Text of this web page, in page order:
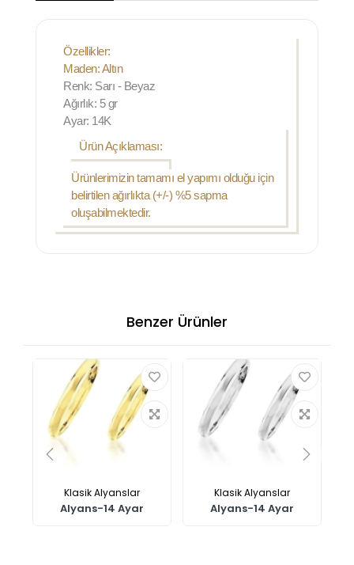
Özellikler:
Maden: Altın
Renk: Sarı - Beyaz
Ağırlık: 5 gr
Ayar: 14K
Ürün Açıklaması:
Ürünlerimizin tamamı el yapımı olduğu için
belirtilen ağırlıkta (+/-) %5 sapma
oluşabilmektedir.
Benzer Ürünler
Klasik Alyanslar
Alyans-14 Ayar
Klasik Alyanslar
Alyans-14 Ayar